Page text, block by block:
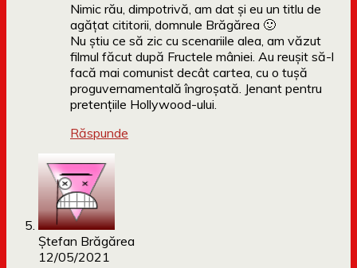
Nimic rău, dimpotrivă, am dat și eu un titlu de
agățat cititorii, domnule Brăgărea 🙂
Nu știu ce să zic cu scenariile alea, am văzut
filmul făcut după Fructele mâniei. Au reușit să-l
facă mai comunist decât cartea, cu o tușă
proguvernamentală îngroșată. Jenant pentru
pretențiile Hollywood-ului.
Răspunde
Ștefan Brăgărea
12/05/2021